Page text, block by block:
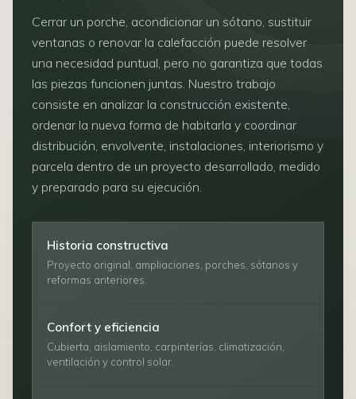
Cerrar un porche, acondicionar un sótano, sustituir
ventanas o renovar la calefacción puede resolver
una necesidad puntual, pero no garantiza que todas
las piezas funcionen juntas. Nuestro trabajo
consiste en analizar la construcción existente,
ordenar la nueva forma de habitarla y coordinar
distribución, envolvente, instalaciones, interiorismo y
parcela dentro de un proyecto desarrollado, medido
y preparado para su ejecución.
Historia constructiva
Proyecto original, ampliaciones, porches, sótanos y
reformas anteriores.
Confort y eficiencia
Cubierta, aislamiento, carpinterías, climatización,
ventilación y control solar.